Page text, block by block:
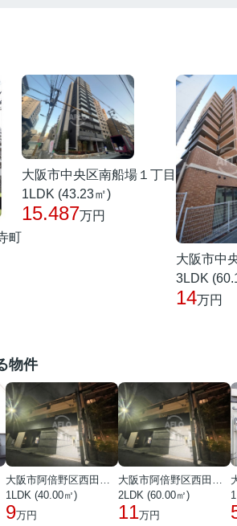
町
大阪市中央区南船場１丁目
1LDK (43.23㎡)
15.487万円
大阪市中
3LDK
14万円
物件
1LDK (40.00㎡)
9万円
2LDK (60.00㎡)
11万円